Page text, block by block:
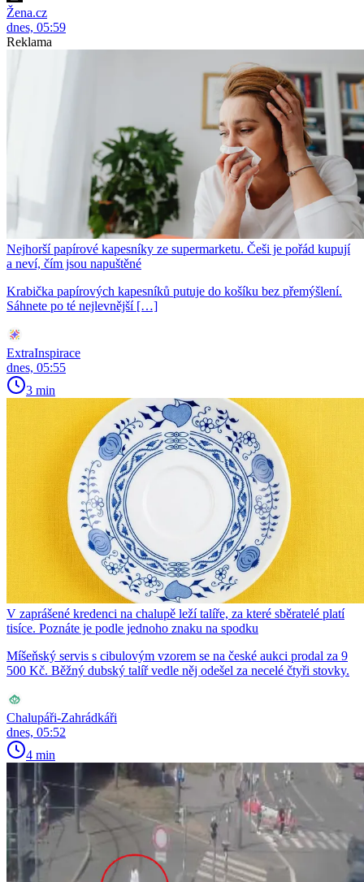
Žena.cz
dnes, 05:59
Reklama
Nejhorší papírové kapesníky ze supermarketu. Češi je pořád kupují
a neví, čím jsou napuštěné
Krabička papírových kapesníků putuje do košíku bez přemýšlení.
Sáhnete po té nejlevnější […]
ExtraInspirace
dnes, 05:55
3 min
V zaprášené kredenci na chalupě leží talíře, za které sběratelé platí
tisíce. Poznáte je podle jednoho znaku na spodku
Míšeňský servis s cibulovým vzorem se na české aukci prodal za 9
500 Kč. Běžný dubský talíř vedle něj odešel za necelé čtyři stovky.
Chalupáři-Zahrádkáři
dnes, 05:52
4 min